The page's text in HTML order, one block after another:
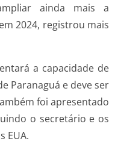
ainda mais a
2024, registrou mais
a capacidade de
Paranaguá e deve ser
foi apresentado
o secretário e os
EUA.